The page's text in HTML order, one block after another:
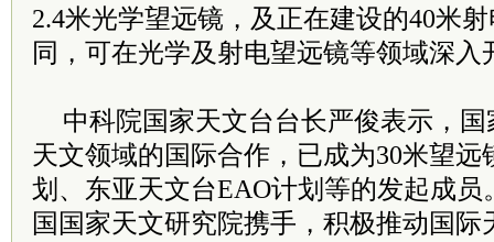
2.4米光学望远镜，及正在建设的40米
同，可在光学及射电望远镜等领域深入
中科院国家天文台台长严俊表示，
天文领域的国际合作，已成为30米望
划、东亚天文台EAO计划等的发起成
国国家天文研究院携手，积极推动国际